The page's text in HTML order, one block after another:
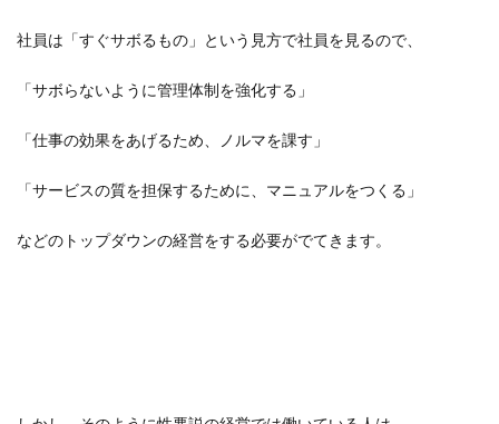
社員は「すぐサボるもの」という見方で社員を見るので、
「サボらないように管理体制を強化する」
「仕事の効果をあげるため、ノルマを課す」
「サービスの質を担保するために、マニュアルをつくる」
などのトップダウンの経営をする必要がでてきます。